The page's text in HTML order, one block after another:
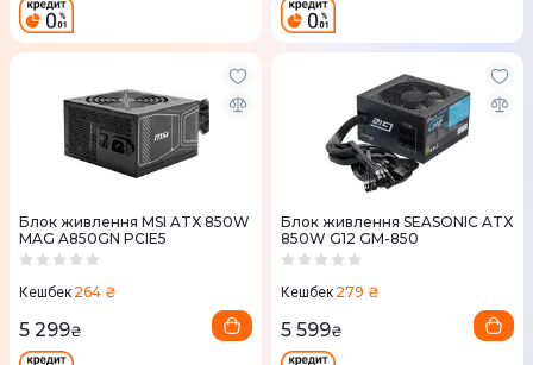
Блок живлення MSI ATX 850W
MAG A850GN PCIE5
Кешбек 264 ₴
5 299₴
Блок живлення SEASONIC ATX
850W G12 GM-850
Кешбек 279 ₴
5 599₴